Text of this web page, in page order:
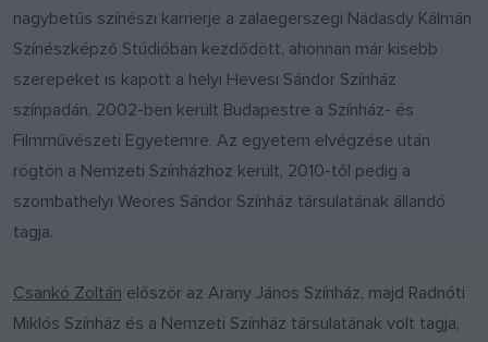
nagybetűs színészi karrierje a zalaegerszegi Nádasdy Kálmán
Színészképző Stúdióban kezdődött, ahonnan már kisebb
szerepeket is kapott a helyi Hevesi Sándor Színház
színpadán. 2002-ben került Budapestre a Színház- és
Filmművészeti Egyetemre. Az egyetem elvégzése után
rögtön a Nemzeti Színházhoz került, 2010-től pedig a
szombathelyi Weöres Sándor Színház társulatának állandó
tagja.
Csankó Zoltán először az Arany János Színház, majd Radnóti
Miklós Színház és a Nemzeti Színház társulatának volt tagja,